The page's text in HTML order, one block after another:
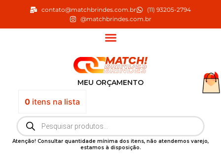
o
contato@matchbrindes.com.br
(11) 93205-2794
@matchbrindes.com.br
MEU ORÇAMENTO
0itens na lista
Pesquisar
produtos
Atenção! Consultar quantidade mínima dos itens, não atendemos varejo,
estamos à disposição.